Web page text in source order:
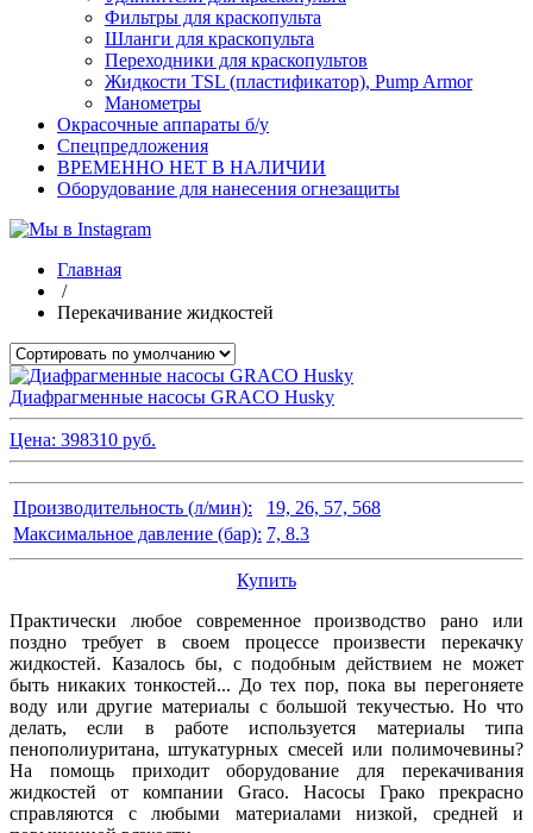
Фильтры для краскопульта
Шланги для краскопульта
Переходники для краскопультов
Жидкости TSL (пластификатор), Pump Armor
Манометры
Окрасочные аппараты б/у
Спецпредложения
ВРЕМЕННО НЕТ В НАЛИЧИИ
Оборудование для нанесения огнезащиты
Главная
/
Перекачивание жидкостей
Диафрагменные насосы GRACO Husky
Цена: 398310 руб.
Производительность (л/мин):
19, 26, 57, 568
Максимальное давление (бар): 7, 8.3
Купить
Практически любое современное производство рано или
поздно требует в своем процессе произвести перекачку
жидкостей. Казалось бы, с подобным действием не может
быть никаких тонкостей... До тех пор, пока вы перегоняете
воду или другие материалы с большой текучестью. Но что
делать, если в работе используется материалы типа
пенополиуритана, штукатурных смесей или полимочевины?
На помощь приходит оборудование для перекачивания
жидкостей от компании Graco. Насосы Грако прекрасно
справляются с любыми материалами низкой, средней и